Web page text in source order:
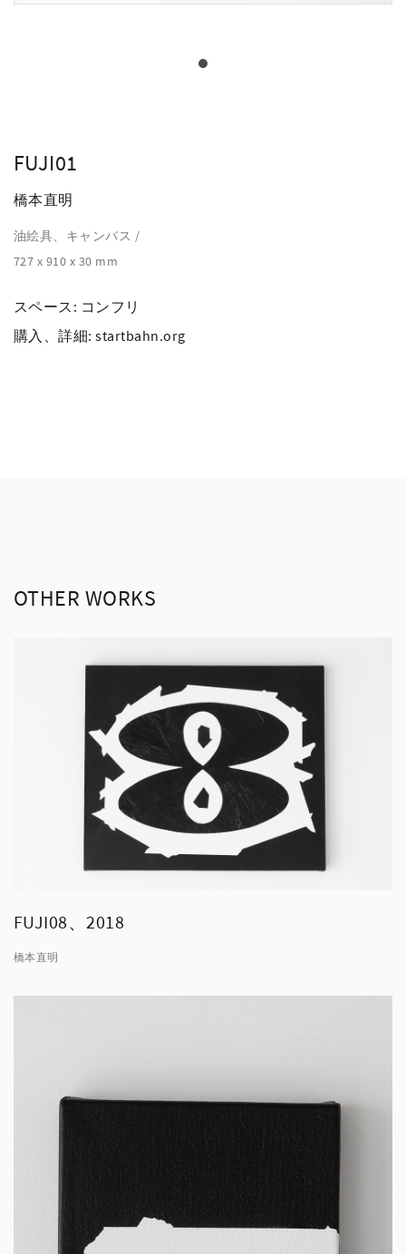
FUJI01
橋本直明
油絵具、キャンバス /
727 x 910 x 30 mm
スペース: コンフリ
購入、詳細:startbahn.org
OTHER WORKS
FUJI08、2018
橋本直明